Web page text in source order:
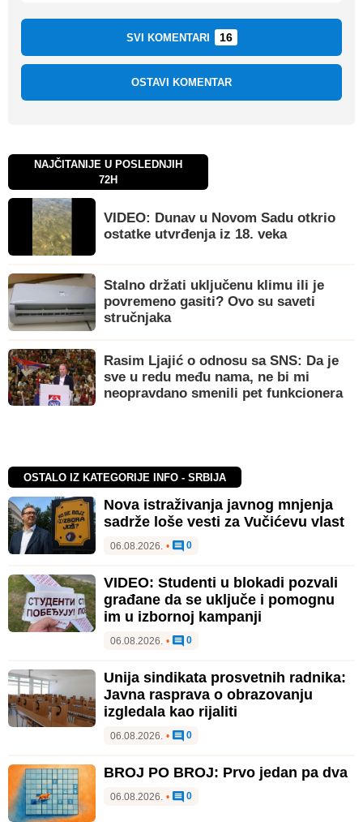
SVI KOMENTARI 16
OSTAVI KOMENTAR
NAJČITANIJE U POSLEDNJIH
72H
VIDEO: Dunav u Novom Sadu otkrio
ostatke utvrđenja iz 18. veka
Stalno držati uključenu klimu ili je
povremeno gasiti? Ovo su saveti
stručnjaka
Rasim Ljajić o odnosu sa SNS: Da je
sve u redu među nama, ne bi mi
neopravdano smenili pet funkcionera
OSTALO IZ KATEGORIJE INFO - SRBIJA
Nova istraživanja javnog mnjenja
sadrže loše vesti za Vučićevu vlast
06.08.2026. • 0
VIDEO: Studenti u blokadi pozvali
građane da se uključe i pomognu
im u izbornoj kampanji
06.08.2026. • 0
Unija sindikata prosvetnih radnika:
Javna rasprava o obrazovanju
izgledala kao rijaliti
06.08.2026. • 0
BROJ PO BROJ: Prvo jedan pa dva
06.08.2026. • 0